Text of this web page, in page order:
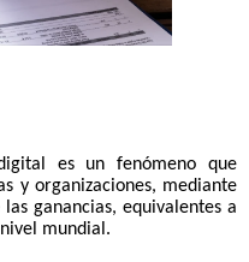
es un fenómeno que
y organizaciones, mediante
ganancias, equivalentes a
mundial.